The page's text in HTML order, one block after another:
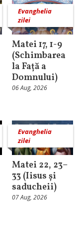
Evanghelia
zilei
Matei 17, 1-9
(Schimbarea
la Față a
Domnului)
06 Aug, 2026
Evanghelia
zilei
Matei 22, 23–
33 (Iisus și
saducheii)
07 Aug, 2026